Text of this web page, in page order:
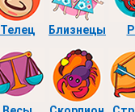
Телец Близнецы